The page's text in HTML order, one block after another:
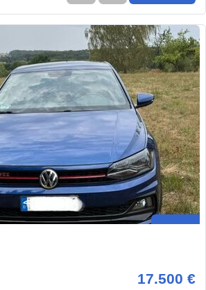
17.500 €